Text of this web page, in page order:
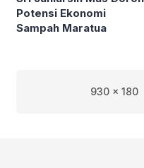
Potensi Ekonomi
Sampah Maratua
930 x 180